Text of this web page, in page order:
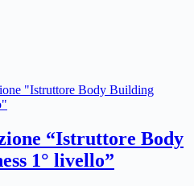
“Istruttore Body
1° livello”